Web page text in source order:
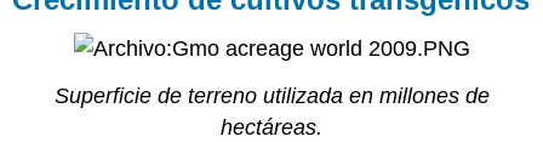
Superficie de terreno utilizada en millones de
hectáreas.